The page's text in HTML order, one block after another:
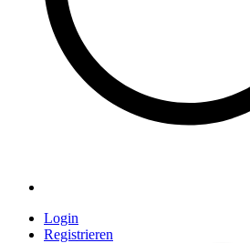
Login
Registrieren